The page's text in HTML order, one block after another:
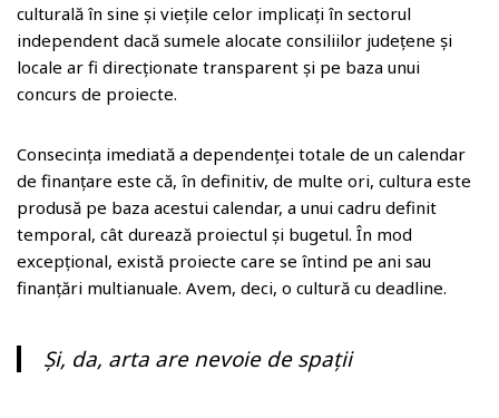
culturală în sine și viețile celor implicați în sectorul
independent dacă sumele alocate consiliilor județene și
locale ar fi direcționate transparent și pe baza unui
concurs de proiecte.
Consecința imediată a dependenței totale de un calendar
de finanțare este că, în definitiv, de multe ori, cultura este
produsă pe baza acestui calendar, a unui cadru definit
temporal, cât durează proiectul și bugetul. În mod
excepțional, există proiecte care se întind pe ani sau
finanțări multianuale. Avem, deci, o cultură cu deadline.
Și, da, arta are nevoie de spații